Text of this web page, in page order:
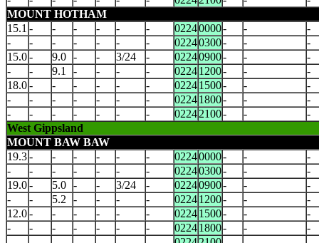
MOUNT HOTHAM
15.1 - - - - - - 02240000- -
-
-
- - - - - - 02240300- -
-
15.0- 9.0 - - 3/24 - 02240900- -
-
-
- 9.1 - - - - 02241200- -
-
18.0- - - - - - 02241500- -
-
-
- - - - - - 02241800- -
-
-
- - - - - - 02242100- -
-
West Gippsland
MOUNT BAW BAW
19.3- - - - - - 02240000- -
-
-
- - - - - - 02240300- -
-
19.0- 5.0 - - 3/24 - 02240900- -
-
-
- 5.2 - - - - 02241200- -
-
12.0- - - - - - 02241500- -
-
-
- - - - - - 02241800- -
-